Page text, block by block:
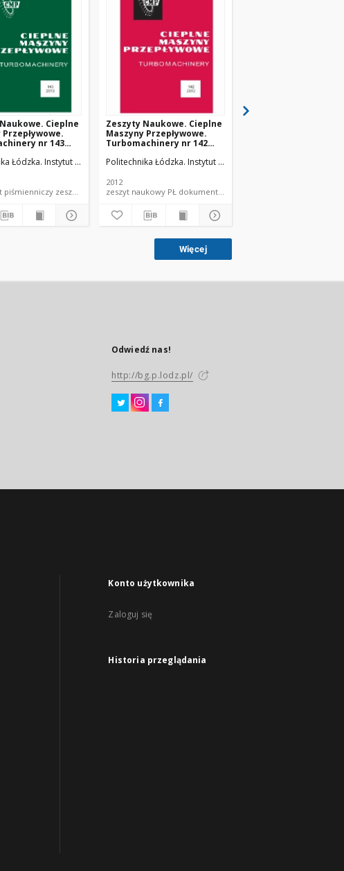
Cieplne
nr 143
Łódzka. Instytut Maszyn Przepływowych.
dokument piśmienniczy zeszyt naukowy PŁ
Zeszyty Naukowe. Cieplne
Maszyny Przepływowe.
Turbomachinery nr 142
Politechnika Łódzka. Instytut Maszyn Przepływowych.
2012
zeszyt naukowy PŁ dokument piśmienniczy
Więcej
Odwiedź nas!
http://bg.p.lodz.pl/
Konto użytkownika
Zaloguj się
Historia przeglądania